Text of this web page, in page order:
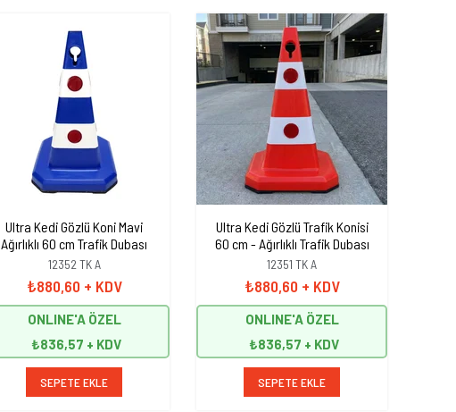
Ultra Kedi Gözlü Koni Mavi
Ağırlıklı 60 cm Trafik Dubası
12352 TK A
₺880,60 + KDV
ONLINE'A ÖZEL
₺836,57
SEPETE EKLE
Ultra Kedi Gözlü Trafik Konisi
60 cm - Ağırlıklı Trafik Dubası
12351 TK A
₺880,60 + KDV
ONLINE'A ÖZEL
₺836,57
SEPETE EKLE